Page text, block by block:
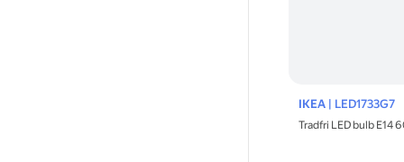
IKEA| LED1733G7
Tradfri LED bulb E14